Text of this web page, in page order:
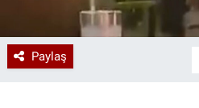
Paylaş
Teknoloji
Ramazan